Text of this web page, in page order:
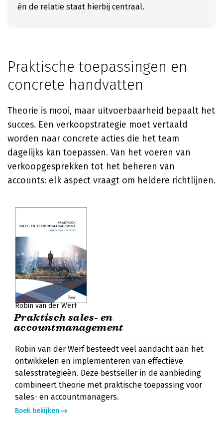
én de relatie staat hierbij centraal.
Praktische toepassingen en
concrete handvatten
Theorie is mooi, maar uitvoerbaarheid bepaalt het
succes. Een verkoopstrategie moet vertaald
worden naar concrete acties die het team
dagelijks kan toepassen. Van het voeren van
verkoopgesprekken tot het beheren van
accounts: elk aspect vraagt om heldere richtlijnen.
Robin van der Werf
Praktisch sales- en
accountmanagement
Robin van der Werf besteedt veel aandacht aan het
ontwikkelen en implementeren van effectieve
salesstrategieën. Deze bestseller in de aanbieding
combineert theorie met praktische toepassing voor
sales- en accountmanagers.
Boek bekijken